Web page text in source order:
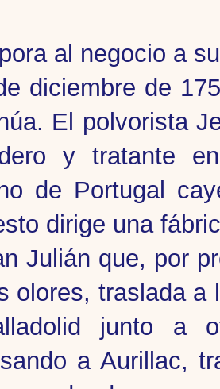
al negocio a
diciembre de
El polvorista
y tratante
de Portugal
dirige una
Julián que, por
olores, traslada a
junto a
a Aurillac,